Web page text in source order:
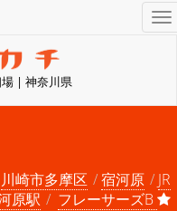
| 神奈川県
川崎市多摩区 宿河原
JR
原駅 フレーサーズB